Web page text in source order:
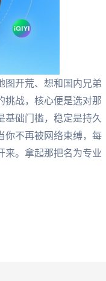
图开荒、想和国内兄弟
挑战，核心便是选对那
基础门槛，稳定是持久
你不再被网络束缚，每
来。拿起那把名为专业